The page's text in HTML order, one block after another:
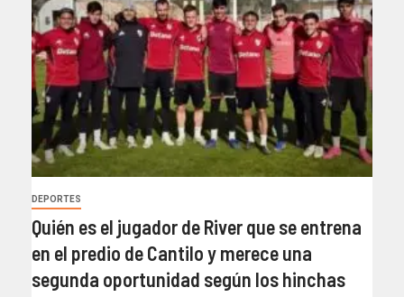
DEPORTES
Quién es el jugador de River que se entrena
en el predio de Cantilo y merece una
segunda oportunidad según los hinchas